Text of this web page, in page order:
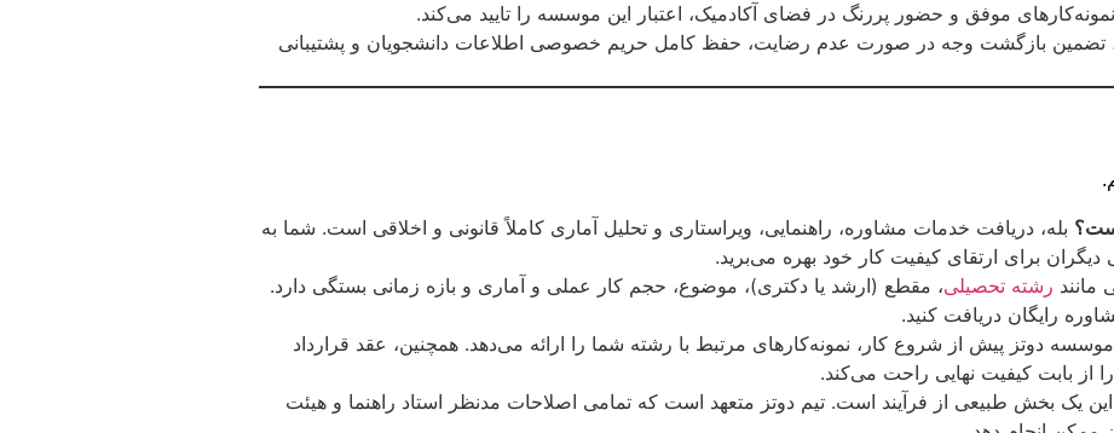
موفق و حضور پررنگ در فضای آکادمیک، اعتبار این موسسه را تایید می‌کند.
تضمین بازگشت وجه در صورت عدم رضایت، حفظ کامل حریم خصوصی اطلاعات دانشجویان و پشتیبانی
بله، دریافت خدمات مشاوره، راهنمایی، ویراستاری و تحلیل آماری کاملاً قانونی و اخلاقی است. شما به
برای ارتقای کیفیت کار خود بهره می‌برید.
مانند رشته تحصیلی، مقطع (ارشد یا دکتری)، موضوع، حجم کار عملی و آماری و بازه زمانی بستگی دارد.
رایگان دریافت کنید.
موسسه دوتز پیش از شروع کار، نمونه‌کارهای مرتبط با رشته شما را ارائه می‌دهد. همچنین، عقد قرارداد
از بابت کیفیت نهایی راحت می‌کند.
این یک بخش طبیعی از فرآیند است. تیم دوتز متعهد است که تمامی اصلاحات مدنظر استاد راهنما و هیئت